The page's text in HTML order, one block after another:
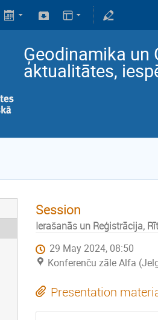
Ģeodinamika un
aktualitātes,
Session
Ierašanās un Reģistrācija,
29 May 2024, 08:50
Konferenču zāle Alfa
Presentation